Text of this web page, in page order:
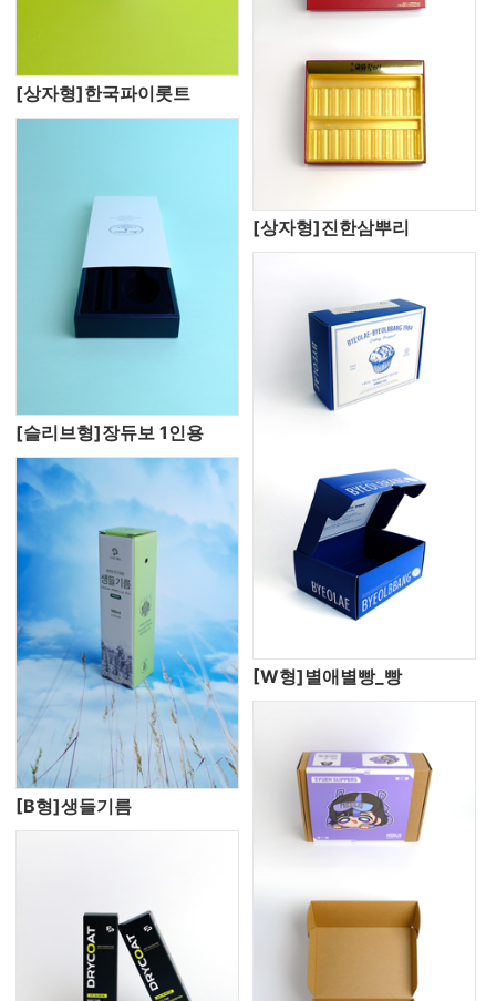
[상자형]한국파이롯트
[슬리브형]장듀보 1인용
[상자형]진한삼뿌리
[B형]생들기름
[W형]별애별빵_빵